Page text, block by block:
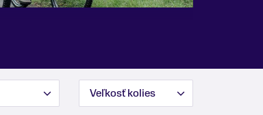
Veľkosť kolies